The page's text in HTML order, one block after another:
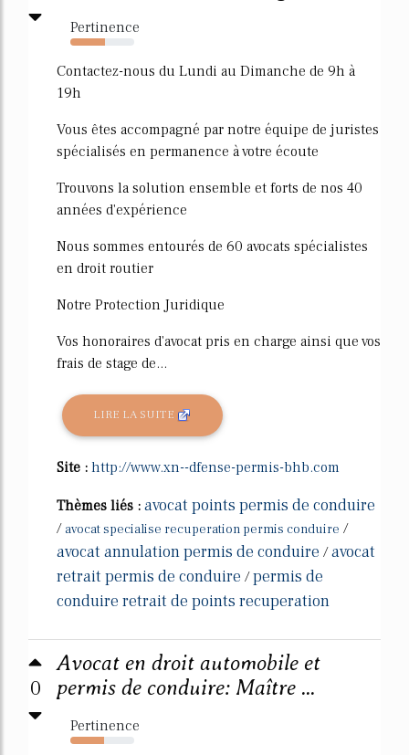
Pertinence
54%
Contactez-nous du Lundi au Dimanche de 9h à
19h
Vous êtes accompagné par notre équipe de juristes
spécialisés en permanence à votre écoute
Trouvons la solution ensemble et forts de nos 40
années d'expérience
Nous sommes entourés de 60 avocats spécialistes
en droit routier
Notre Protection Juridique
Vos honoraires d'avocat pris en charge ainsi que vos
frais de stage de...
LIRE LA SUITE
Site : http://www.xn--dfense-permis-bhb.com
Thèmes liés : avocat points permis de conduire
/ avocat specialise recuperation permis conduire /
avocat annulation permis de conduire /avocat
retrait permis de conduire /permis de
conduire retrait de points recuperation
0
Avocat en droit automobile et
permis de conduire: Maître ...
Pertinence
53%